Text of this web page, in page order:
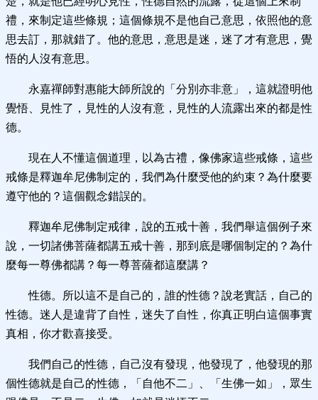
禮，來制定這些條規；這個條規不是他自己意思，依照他的意
思去訂，那就錯了。他的意思，意思是迷，迷了才有意思，覺
悟的人沒有意思。
永嘉禪師對惠能大師所說的「分別亦非意」，這就證明他
覺悟、見性了，見性的人沒有意，見性的人流露出來的都是性
德。
現在人不懂這個道理，以為古禮，像佛家這些戒條，這些
戒條是釋迦牟尼佛制定的，我們為什麼受他的約束？為什麼要
遵守他的？這個觀念錯誤的。
釋迦牟尼佛制定戒律，說的五戒十善，我們舉這個例子來
說，一切諸佛菩薩都講五戒十善，那到底是哪個制定的？為什
麼每一尊佛都講？每一尊菩薩都這麼講？
性德。所以這不是自己的，誰的性德？說老實話，自己的
性德。迷人是違背了自性，迷失了自性，你真正明白這個事實
真相，你才歡喜接受。
我們自己的性德，自己沒有發現，他發現了，他發現的那
個性德就是自己的性德，「自他不二」、「生佛一如」，眾生